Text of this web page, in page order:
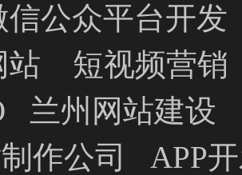
信公众平台开发
站
短视频营销
兰州网站建设
作公司
APP